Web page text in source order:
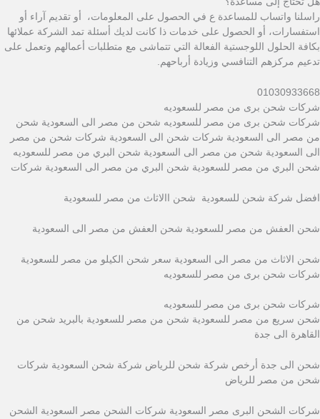
راسلنا واتساب للمساعدة ع في الحصول على المعلومات، أو تقديم آراء أو
استفسارات، أو الحصول على خدمات ذا كانت لديك أسئلة تمد الشركة عملائها
بكافة الحلول اللوجستية الفعالة التي تتماشى مع متطلبات أعمالهم وتعمل على
تدعيم مركزهم التنافسي وزيادة أرباحهم.
01030933668
شركات شحن برى من مصر للسعوديه
شركات شحن برى من مصر للسعوديه شحن من مصر الى السعودية شحن
من مصر الى السعودية شركات شحن الى السعودية شركات شحن من مصر
الى السعودية شحن من مصر الى السعودية شحن البري من مصر للسعوديه
شحن البري من مصر للسعودية شحن البري من مصر الى السعودية شركات
افضل شركة شحن للسعودية شحن االاثاث من مصر للسعودية
شحن العفش من مصر للسعودية شحن العفش من مصر الى السعودية
شحن الاثاث من مصر الى السعودية سعر شحن الكيلو من مصر للسعودية
شركات شحن برى من مصر للسعوديه
شركات شحن برى من مصر للسعوديه
شحن سريع من مصر للسعودية شحن من مصر للسعودية بالبريد شحن من
القاهرة الى جدة
شحن الى جدة أرخص شركة شحن للرياض شركة شحن السعودية شركات
شحن من مصر للرياض
شركات الشحن البرى مصر السعودية شركات الشحن مصر السعودية الشحن